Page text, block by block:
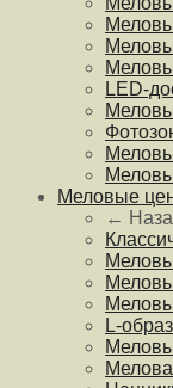
LED-
Меловые
←
L-